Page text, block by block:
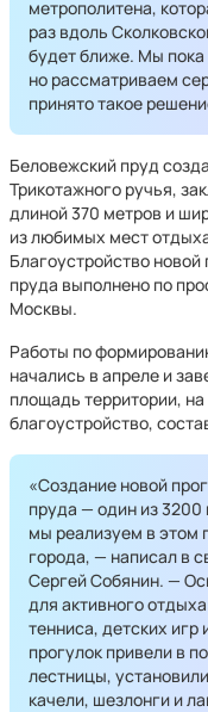
метрополитена,
раз вдоль
будет ближе. Мы пока
но рассматриваем
принято такое
Беловежский пруд
Трикотажного ручья,
длиной 370 метров и
из любимых мест
Благоустройство
пруда выполнено по
Москвы.
Работы по
начались в апреле и
площадь территории,
благоустройство,
«Создание новой
пруда — один из 3200
мы реализуем в этом
города, — написал в
Сергей Собянин. —
для активного
тенниса, детских
прогулок привели в
лестницы,
качели, шезлонги и